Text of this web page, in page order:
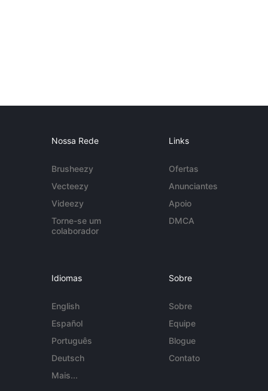
Nossa Rede
Brusheezy
Vecteezy
Videezy
Torne-se um
colaborador
Links
Ofertas
Anunciantes
Apoio
DMCA
Idiomas
English
Español
Português
Deutsch
Mais...
Sobre
Sobre
Equipe
Blogue
Contato